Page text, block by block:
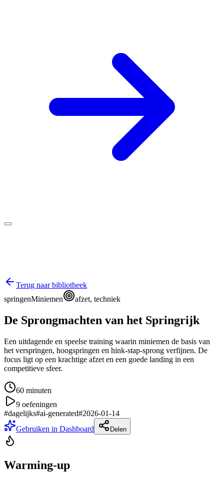
Terug naar bibliotheek
springenMiniemen afzet, techniek
De Sprongmachten van het Springrijk
Een uitdagende en speelse training waarin miniemen de basis van
het verspringen, hoogspringen en hink-stap-sprong verfijnen. De
focus ligt op een krachtige afzet en een goede landing in een
competitieve sfeer.
60 minuten
9 oefeningen
#dagelijks#ai-generated#2026-01-14
Gebruiken in Dashboard
Delen
Warming-up